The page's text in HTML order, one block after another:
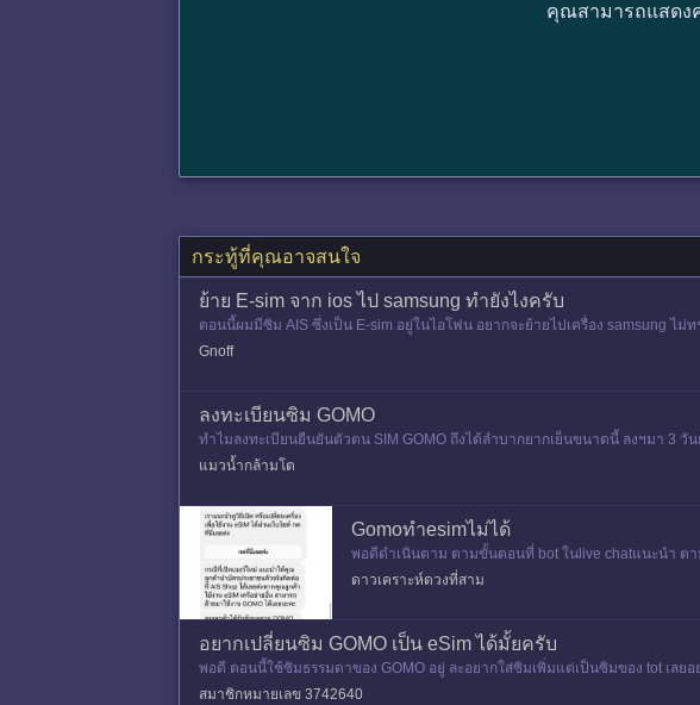
คุณสามารถแสดง
กระทู้ที่คุณอาจสนใจ
ย้าย E-sim จาก ios ไป samsung ทำยังไงครับ
ตอนนี้ผมมีซิม AIS ซึ่งเป็น E-sim อยู่ในไอโฟน อยากจะย้ายไปเครื่อง samsung ไ
Gnoff
ลงทะเบียนซิม GOMO
ทำไมลงทะเบียนยืนยันตัวตน SIM GOMO ถึงได้ลำบากยากเย็นขนาดนี้ ลงฯมา 3
าอ่าน File รูปภ
แมวน้ำกล้ามโต
Gomoทำesimไม่ได้
พอดีดำเนินตาม ตามขั้นตอนที่ bot ในlive chatแนะนำ ตา
ตรงหน้านี้ แจ้งว่าเป็นเบอร์นิติบุคคล ทั
ดาวเคราะห์ดวงที่สาม
อยากเปลี่ยนซิม GOMO เป็น eSim ได้มั้ยครับ
พอดี ตอนนี้ใช้ซิมธรรมดาของ GOMO อยู่ ละอยากใส่ซิมเพิ่มแต่เป็นซิมของ tot เลย
สมาชิกหมายเลข 3742640